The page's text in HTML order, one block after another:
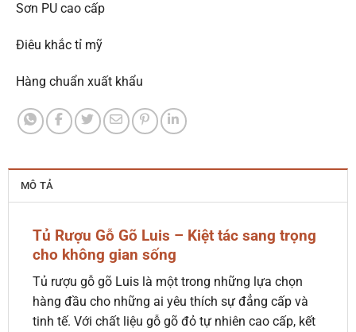
Sơn PU cao cấp
Điêu khắc tỉ mỹ
Hàng chuẩn xuất khẩu
MÔ TẢ
Tủ Rượu Gỗ Gõ Luis – Kiệt tác sang trọng
cho không gian sống
Tủ rượu gỗ gõ Luis là một trong những lựa chọn
hàng đầu cho những ai yêu thích sự đẳng cấp và
tinh tế. Với chất liệu gỗ gõ đỏ tự nhiên cao cấp, kết